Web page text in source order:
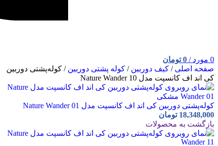
0 مورد /
0 تومان
صفحه اصلی / کیف دوربین / کوله پشتی دوربین / کوله‌پشتی دوربین
کی اند اف کانسپت مدل Nature Wander 10
کوله‌پشتی دوربین کی اند اف کانسپت مدل Nature Wander 01
18,348,000 تومان
بازگشت به محصولات